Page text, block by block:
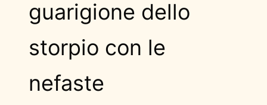
guarigione dello
storpio con le
nefaste